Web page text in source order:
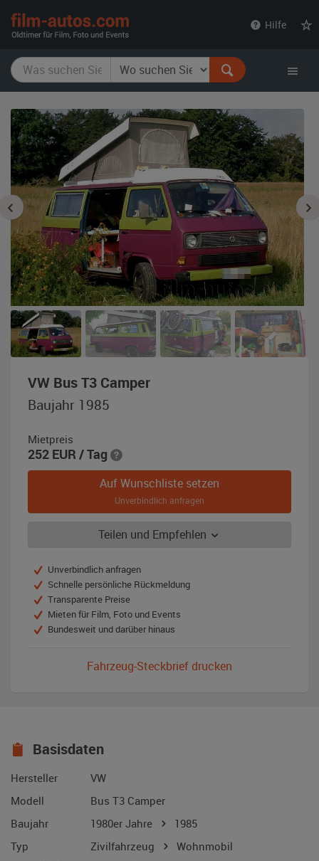
Hilfe
VW Bus T3 Camper,
lila
Baujahr 1985
Mietpreis
252 EUR / Tag
Auf Wunschliste setzen
Unverbindlich anfragen
Teilen und Empfehlen
Unverbindlich anfragen
Schnelle persönliche Rückmeldung
Transparente Preise
Mieten für Film, Foto und Events
Bundesweit und darüber hinaus
Fahrzeug-Steckbrief drucken
Basisdaten
Hersteller
VW
Modell
Bus T3 Camper
Baujahr
1980er Jahre
1985
Typ
Zivilfahrzeug
Wohnmobil